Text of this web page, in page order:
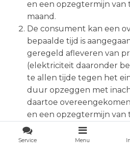
en een opzegtermijn van
maand.
De consument kan een
bepaalde tijd is
geregeld afleveren van
(elektriciteit daaronder
te allen tijde tegen het
duur opzeggen met
daartoe
en een opzegtermijn van
maand.
De consument kan de in
Service Menu